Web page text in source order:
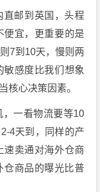
直邮到英国，头程
便宜，更重要的是
7到10天，慢则两
感度比我们想象
核心决策因素。
一看物流要等10
4天到，同样的产
速卖通对海外仓商
商品的曝光比普